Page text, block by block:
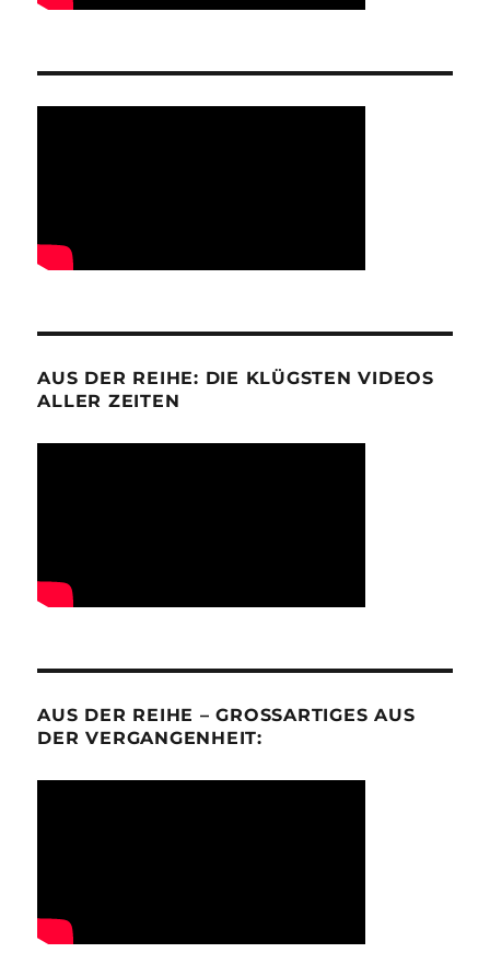
AUS DER REIHE: DIE KLÜGSTEN VIDEOS
ALLER ZEITEN
AUS DER REIHE – GROSSARTIGES AUS D
ER VERGANGENHEIT: